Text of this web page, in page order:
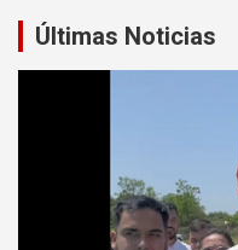
Últimas Noticias